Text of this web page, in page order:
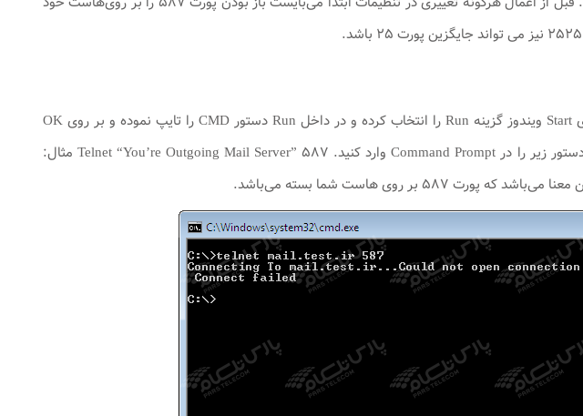
برای تست این مورد می‌بایست به صورت زیر عمل کنید : از منوی Start ویندوز گزینه Run را انتخاب کرده و در داخل Run دستور CMD را تایپ نموده و بر روی OK
کلیک کنید. با این کار وارد محیط Command Prompt می‌شوید. دستور زیر را در Command Prompt وارد کنید. Telnet “You’re Outgoing Mail Server” ۵۸۷ مثال: